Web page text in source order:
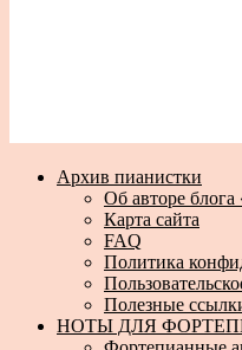
Архив пианистки
Об авторе
Карта сайта
FAQ
Политика
Полезные
НОТЫ ДЛЯ